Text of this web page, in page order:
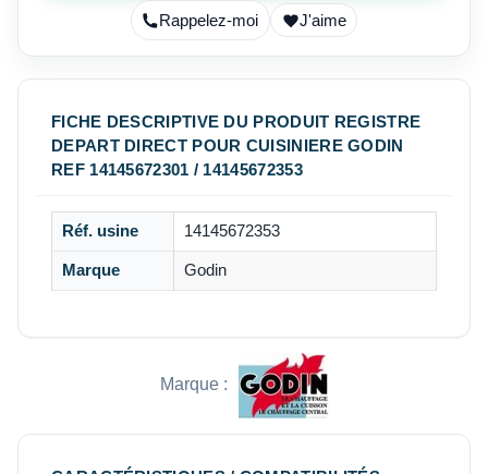
Rappelez-moi J'aime
FICHE DESCRIPTIVE DU PRODUIT REGISTRE
DEPART DIRECT POUR CUISINIERE GODIN
REF 14145672301 / 14145672353
Réf. usine 14145672353
Marque Godin
Marque :